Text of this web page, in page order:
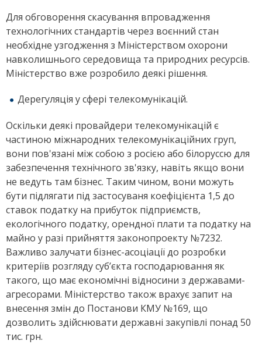
Для обговорення скасування впровадження
технологічних стандартів через воєнний стан
необхідне узгодження з Міністерством охорони
навколишнього середовища та природних ресурсів.
Міністерство вже розробило деякі рішення.
Дерегуляція у сфері телекомунікацій.
Оскільки деякі провайдери телекомунікацій є
частиною міжнародних телекомунікаційних груп,
вони пов'язані між собою з росією або білоруссю для
забезпечення технічного зв'язку, навіть якщо вони
не ведуть там бізнес. Таким чином, вони можуть
бути підлягати під застосуваня коефіцієнта 1,5 до
ставок податку на прибуток підприємств,
екологічного податку, орендної плати та податку на
майно у разі прийняття законопроекту №7232.
Важливо залучати бізнес-асоціації до розробки
критеріїв розгляду суб’єкта господарювання як
такого, що має економічні відносини з державами-
агресорами. Міністерство також врахує запит на
внесення змін до Постанови КМУ №169, що
дозволить здійснювати державні закупівлі понад 50
тис. грн.